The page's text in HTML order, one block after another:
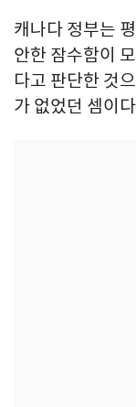
캐나다 정부는
안한 잠수함이
다고 판단한 것
가 없었던 셈이